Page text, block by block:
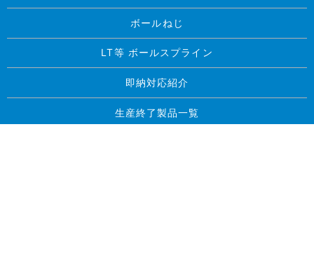
ボールねじ
LT等 ボールスプライン
即納対応紹介
生産終了製品一覧